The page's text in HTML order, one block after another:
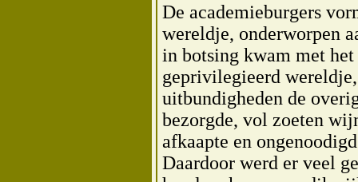
De academieburgers
wereldje, onderworpen
in botsing kwam met het
geprivilegieerd
uitbundigheden de
bezorgde, vol zoeten
afkaapte en
Daardoor werd er veel